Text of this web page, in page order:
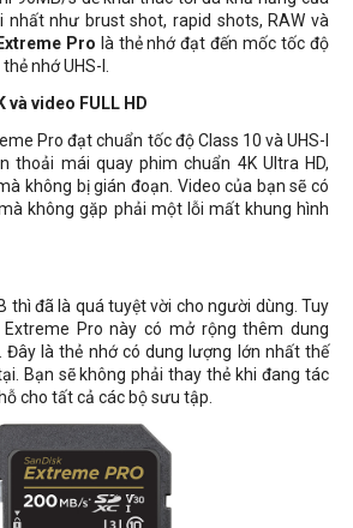
nhất như brust shot, rapid shots, RAW và
Pro là thẻ nhớ đạt đến mốc tốc độ
nhớ UHS-I.
và video FULL HD
Pro đạt chuẩn tốc độ Class 10 và UHS-I
thoải mái quay phim chuẩn 4K Ultra HD,
không bị gián đoạn. Video của bạn sẽ có
không gặp phải một lỗi mất khung hình
thì đã là quá tuyệt vời cho người dùng. Tuy
Extreme Pro này có mở rộng thêm dung
Đây là thẻ nhớ có dung lượng lớn nhất thế
Bạn sẽ không phải thay thẻ khi đang tác
cho tất cả các bộ sưu tập.